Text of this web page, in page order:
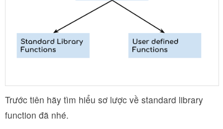
Trước tiên hãy tìm hiểu sơ lược về standard library
function đã nhé.